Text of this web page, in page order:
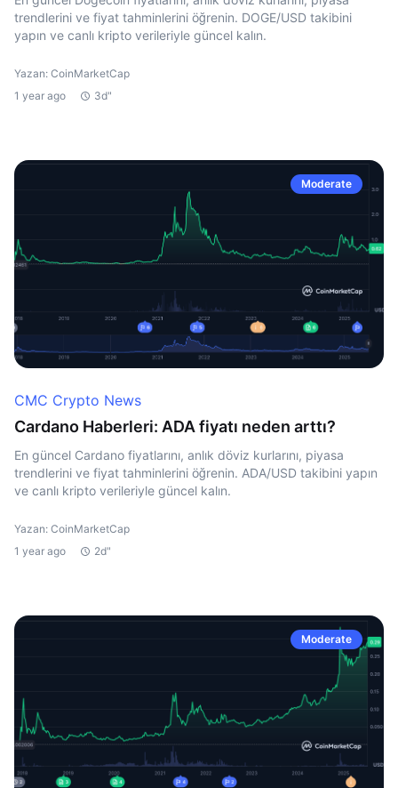
trendlerini ve fiyat tahminlerini öğrenin. DOGE/USD takibini
yapın ve canlı kripto verileriyle güncel kalın.
Yazan: CoinMarketCap
1 year ago
3d"
Moderate
CMC Crypto News
Cardano Haberleri: ADA fiyatı neden arttı?
En güncel Cardano fiyatlarını, anlık döviz kurlarını, piyasa
trendlerini ve fiyat tahminlerini öğrenin. ADA/USD takibini yapın
ve canlı kripto verileriyle güncel kalın.
Yazan: CoinMarketCap
1 year ago
2d"
Moderate